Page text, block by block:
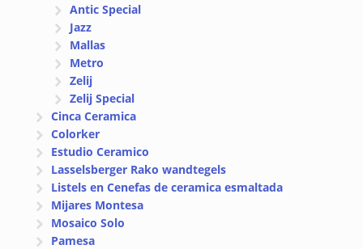
Antic Special
Jazz
Mallas
Metro
Zelij
Zelij Special
Cinca Ceramica
Colorker
Estudio Ceramico
Lasselsberger Rako wandtegels
Listels en Cenefas de ceramica esmaltada
Mijares Montesa
Mosaico Solo
Pamesa